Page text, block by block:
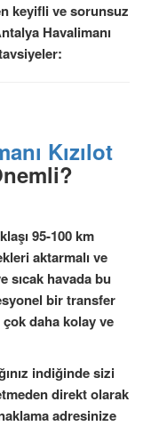
keyifli ve sorunsuz
Havalimanı
Kızılot
95-100 km
aktarmalı ve
sıcak havada bu
bir transfer
daha kolay ve
indiğinde sizi
direkt olarak
adresinize